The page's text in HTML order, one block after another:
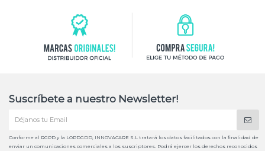
Suscríbete a nuestro Newsletter!
Conforme al RGPD y la LOPDGDD, INNOVACARE S.L tratará los datos facilitados con la finalidad de
enviar un comunicaciones comerciales a los suscriptores. Podrá ejercer los derechos reconocidos